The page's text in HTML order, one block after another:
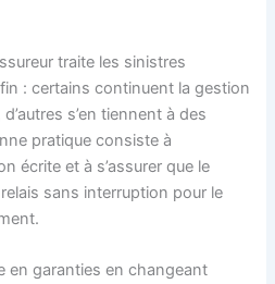
traite les sinistres
: certains continuent la gestion
s’en tiennent à des
pratique consiste à
écrite et à s’assurer que le
sans interruption pour le
en garanties en changeant